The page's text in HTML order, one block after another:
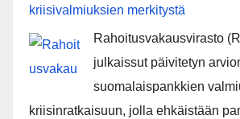
kriisivalmiuksien merkitystä
Rahoitusvakausvirasto
julkaissut päivitetyn
suomalaispankkien
kriisinratkaisuun, jolla ehkäistään